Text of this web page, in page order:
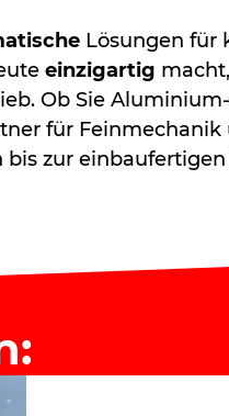
Lösungen für
einzigartig
Ob Sie
für
bis zur